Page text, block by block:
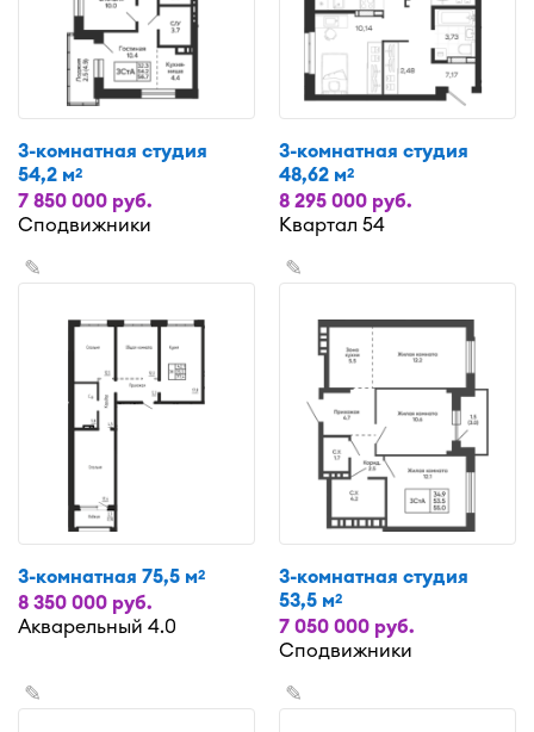
3-комнатная студия
54,2 м2
7 850 000 руб.
Сподвижники
3-комнатная студия
48,62 м2
8 295 000 руб.
Квартал 54
✎
3-комнатная 75,5 м2
8 350 000 руб.
Акварельный 4.0
✎
3-комнатная студия
53,5 м2
7 050 000 руб.
Сподвижники
✎ ✎